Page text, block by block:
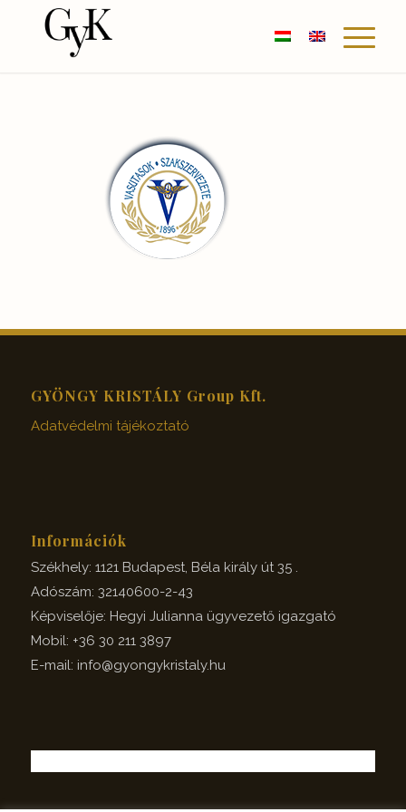
GYÖNGY KRISTÁLY Group Kft.
Adatvédelmi tájékoztató
Információk
Székhely: 1121 Budapest, Béla király út 35 .
Adószám: 32140600-2-43
Képviselője: Hegyi Julianna ügyvezető igazgató
Mobil: +36 30 211 3897
E-mail: info@gyongykristaly.hu